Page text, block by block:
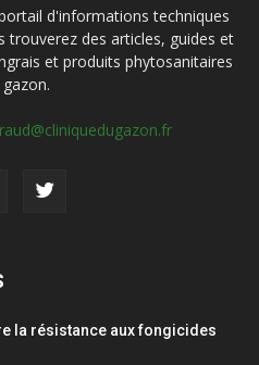
d'informations techniques
trouverez des articles, guides et
et produits phytosanitaires
la résistance aux fongicides